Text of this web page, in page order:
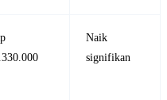
Naik
signifikan